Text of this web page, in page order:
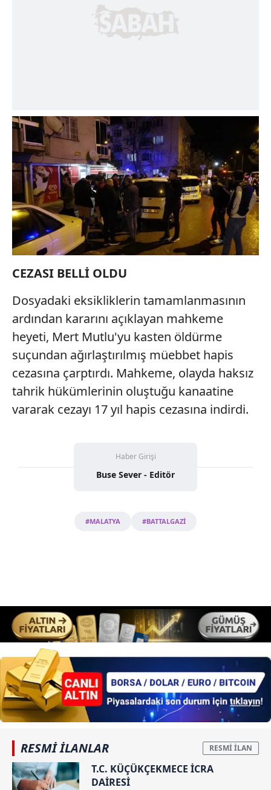
kullanılmaktadır. Bu çerezler vasıtasıyla çeşitli kişisel
verileriniz işlenmekte olup gerekli olan çerezler bilgi
toplumu hizmetlerinin sunulması amacıyla
Çerezlere ilişkin tercihlerinizi aşağıda yer alan panel
vasıtasıyla belirleyebilirsiniz. Çerezlere ilişkin detaylı bilgi
için Ayarlar butonuna tıklayabilir,Çerez Bilgilendirme
Metnimiziziyaret edebilirsiniz.
6698 sayılı Kişisel Verilerin Korunması Kanunu uyarınca
hazırlanmış Aydınlatma Metnimizi okumak ve sitemizde
ilgili mevzuata uygun olarak kullanılan çerezlerle ilgili bilgi
almak için lütfentıklayınız.
CEZASI BELLİ OLDU
Dosyadaki eksikliklerin tamamlanmasının
ardından kararını açıklayan mahkeme
heyeti, Mert Mutlu'yu kasten öldürme
suçundan ağırlaştırılmış müebbet hapis
cezasına çarptırdı. Mahkeme, olayda haksız
tahrik hükümlerinin oluştuğu kanaatine
vararak cezayı 17 yıl hapis cezasına indirdi.
Haber Girişi
Buse Sever - Editör
#MALATYA #BATTALGAZİ
RESMİ İLANLAR
T.C. KÜÇÜKÇEKMECE İCRA
DAİRESİ